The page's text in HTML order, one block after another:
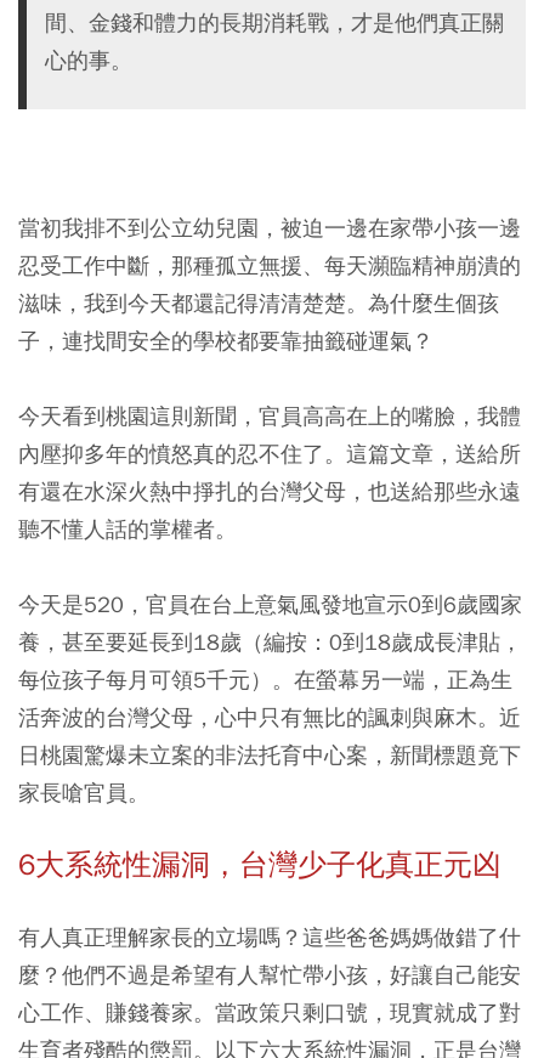
間、金錢和體力的長期消耗戰，才是他們真正關
心的事。
當初我排不到公立幼兒園，被迫一邊在家帶小孩一邊
忍受工作中斷，那種孤立無援、每天瀕臨精神崩潰的
滋味，我到今天都還記得清清楚楚。為什麼生個孩
子，連找間安全的學校都要靠抽籤碰運氣？
今天看到桃園這則新聞，官員高高在上的嘴臉，我體
內壓抑多年的憤怒真的忍不住了。這篇文章，送給所
有還在水深火熱中掙扎的台灣父母，也送給那些永遠
聽不懂人話的掌權者。
今天是520，官員在台上意氣風發地宣示0到6歲國家
養，甚至要延長到18歲（編按：0到18歲成長津貼，
每位孩子每月可領5千元）。在螢幕另一端，正為生
活奔波的台灣父母，心中只有無比的諷刺與麻木。近
日桃園驚爆未立案的非法托育中心案，新聞標題竟下
家長嗆官員。
6大系統性漏洞，台灣少子化真正元凶
有人真正理解家長的立場嗎？這些爸爸媽媽做錯了什
麼？他們不過是希望有人幫忙帶小孩，好讓自己能安
心工作、賺錢養家。當政策只剩口號，現實就成了對
生育者殘酷的懲罰。以下六大系統性漏洞，正是台灣